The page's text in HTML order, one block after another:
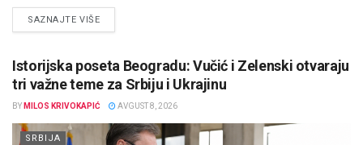
SAZNAJTE VIŠEDETAILS
Istorijska poseta Beogradu: Vučić i Zelenski otvaraju
tri važne teme za Srbiju i Ukrajinu
BY MILOS KRIVOKAPIĆ AVGUST 8, 2026
SRBIJA